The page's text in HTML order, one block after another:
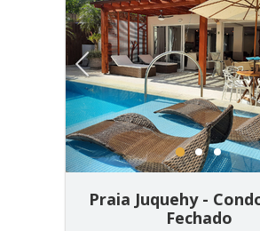
Previous
1 2 3
Praia Juquehy -
Fechado